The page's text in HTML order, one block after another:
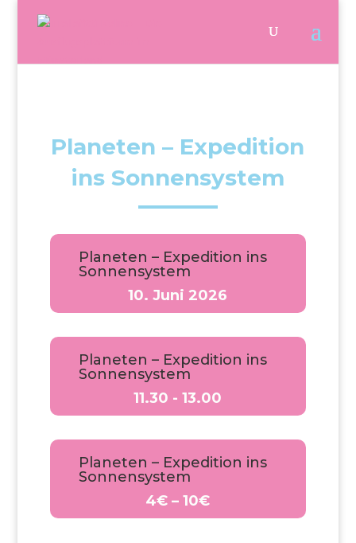
Planeten – Expedition
ins Sonnensystem
Planeten – Expedition ins
Sonnensystem
10. Juni 2026
Planeten – Expedition ins
Sonnensystem
11.30 - 13.00
Planeten – Expedition ins
Sonnensystem
4€ – 10€